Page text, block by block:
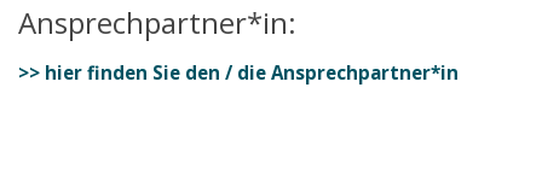
Ansprechpartner*in:
>> hier finden Sie den / die Ansprechpartner*in